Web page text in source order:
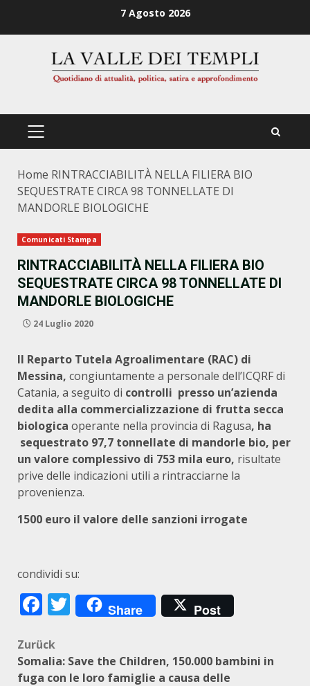
7 Agosto 2026
PRIMÄRES
Home RINTRACCIABILITÀ NELLA FILIERA BIO
SEQUESTRATE CIRCA 98 TONNELLATE DI
MANDORLE BIOLOGICHE
Comunicati Stampa
RINTRACCIABILITÀ NELLA FILIERA BIO
SEQUESTRATE CIRCA 98 TONNELLATE DI
MANDORLE BIOLOGICHE
24 Luglio 2020
Il Reparto Tutela Agroalimentare (RAC) di
Messina, congiuntamente a personale dell’ICQRF di
Catania, a seguito di controlli presso un’azienda
dedita alla commercializzazione di frutta secca
biologica operante nella provincia di Ragusa, ha
sequestrato 97,7 tonnellate di mandorle bio, per
un valore complessivo di 753 mila euro, risultate
prive delle indicazioni utili a rintracciarne la
provenienza.
1500 euro il valore delle sanzioni irrogate
condividi su:
Facebook
Twitter
Share Post
Beitragsnavigation
Zurück
Somalia: Save the Children, 150.000 bambini in
fuga con le loro famiglie a causa delle